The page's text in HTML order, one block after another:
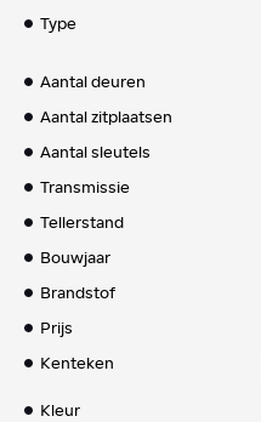
Type
Aantal deuren
Aantal zitplaatsen
Aantal sleutels
Transmissie
Tellerstand
Bouwjaar
Brandstof
Prijs
Kenteken
Kleur